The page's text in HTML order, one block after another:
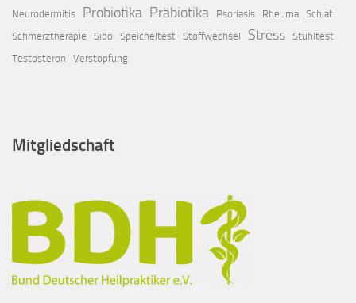
Neurodermitis Probiotika Präbiotika Psoriasis Rheuma Schlaf
Schmerztherapie
Sibo Speicheltest Stoffwechsel Stress Stuhltest
Testosteron
Verstopfung
Mitgliedschaft